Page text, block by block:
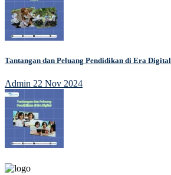
Tantangan dan Peluang Pendidikan di Era Digital
Admin 22 Nov 2024